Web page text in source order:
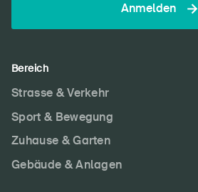
Anmelden
Bereich
Strasse & Verkehr
Sport & Bewegung
Zuhause & Garten
Gebäude & Anlagen